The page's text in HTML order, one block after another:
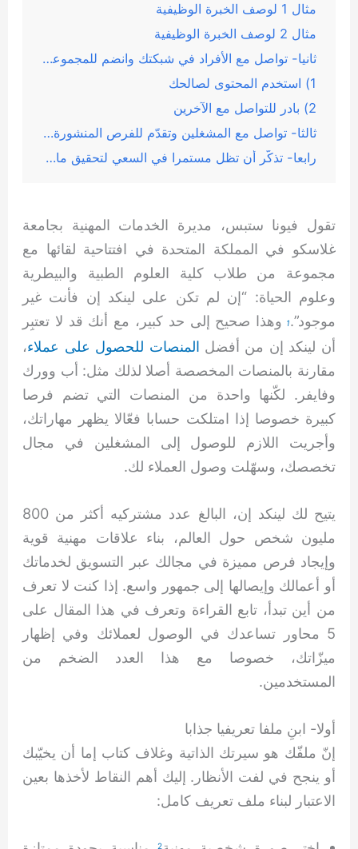
مثال 1 لوصف الخبرة الوظيفية
مثال 2 لوصف الخبرة الوظيفية
ثانيا- تواصل مع الأفراد في شبكتك وانضم للمجموعات المتخصصة في مجالك
1) استخدم المحتوى لصالحك
2) بادر للتواصل مع الآخرين
ثالثا- تواصل مع المشغلين وتقدّم للفرص المنشورة المناسبة لك واستهدف عملاءك
رابعا- تذكّر أن تظل مستمرا في السعي لتحقيق ما تريده
تقول فيونا ستبس، مديرة الخدمات المهنية بجامعة
غلاسكو في المملكة المتحدة في افتتاحية لقائها مع
مجموعة من طلاب كلية العلوم الطبية والبيطرية
وعلوم الحياة: “إن لم تكن على لينكد إن فأنت غير
موجود”.1 وهذا صحيح إلى حد كبير، مع أنك قد لا تعتبِر
أن لينكد إن من أفضل المنصات للحصول على عملاء،
مقارنة بالمنصات المخصصة أصلا لذلك مثل: أب وورك
وفايفر. لكّنها واحدة من المنصات التي تضم فرصا
كبيرة خصوصا إذا امتلكت حسابا فعّالا يظهر مهاراتك،
وأجريت اللازم للوصول إلى المشغلين في مجال
تخصصك، وسهّلت وصول العملاء لك.
يتيح لك لينكد إن، البالغ عدد مشتركيه أكثر من 800
مليون شخص حول العالم، بناء علاقات مهنية قوية
وإيجاد فرص مميزة في مجالك عبر التسويق لخدماتك
أو أعمالك وإيصالها إلى جمهور واسع. إذا كنت لا تعرف
من أين تبدأ، تابع القراءة وتعرف في هذا المقال على
5 محاور تساعدك في الوصول لعملائك وفي إظهار
ميزّاتك، خصوصا مع هذا العدد الضخم من
المستخدمين.
أولا- ابنِ ملفا تعريفيا جذابا
إنّ ملفّك هو سيرتك الذاتية وغلاف كتاب إما أن يخيّبك
أو ينجح في لفت الأنظار. إليك أهم النقاط لأخذها بعين
الاعتبار لبناء ملف تعريف كامل:
2